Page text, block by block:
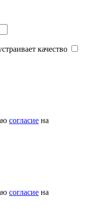
качество
согласие на
согласие на